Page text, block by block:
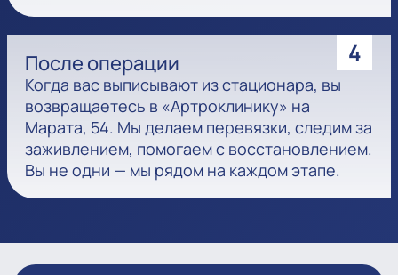
4
После операции
Когда вас выписывают из стационара, вы
возвращаетесь в «Артроклинику» на
Марата, 54. Мы делаем перевязки, следим за
заживлением, помогаем с восстановлением.
Вы не одни — мы рядом на каждом этапе.